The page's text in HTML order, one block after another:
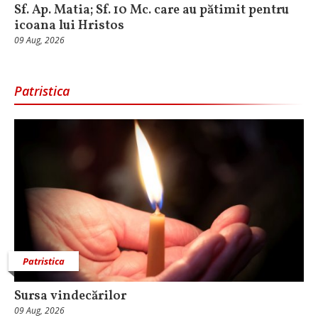
Sf. Ap. Matia; Sf. 10 Mc. care au pătimit pentru
icoana lui Hristos
09 Aug, 2026
Patristica
Patristica
Sursa vindecărilor
09 Aug, 2026